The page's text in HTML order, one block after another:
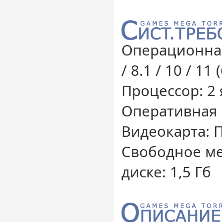
/ 8.1 / 10 / 11
Процессор: 2
Оперативная
Видеокарта:
Свободное
диске: 1,5 Гб